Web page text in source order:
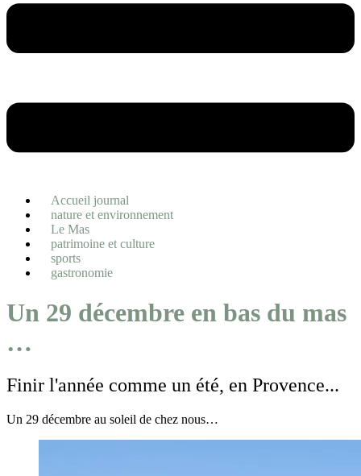
Accueil journal
nature et environnement
Le Mas
patrimoine et culture
sports
gastronomie
Un 29 décembre en bas du mas
…
Finir l'année comme un été, en Provence...
Un 29 décembre au soleil de chez nous…